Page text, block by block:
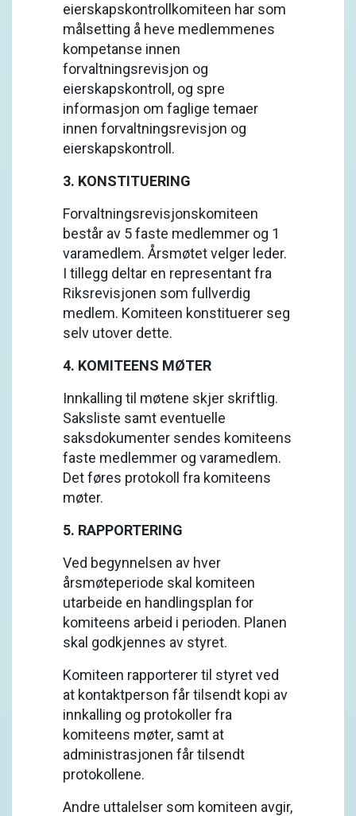
eierskapskontrollkomiteen har som
målsetting å heve medlemmenes
kompetanse innen
forvaltningsrevisjon og
eierskapskontroll, og spre
informasjon om faglige temaer
innen forvaltningsrevisjon og
eierskapskontroll.
3. KONSTITUERING
Forvaltningsrevisjonskomiteen
består av 5 faste medlemmer og 1
varamedlem. Årsmøtet velger leder.
I tillegg deltar en representant fra
Riksrevisjonen som fullverdig
medlem. Komiteen konstituerer seg
selv utover dette.
4. KOMITEENS MØTER
Innkalling til møtene skjer skriftlig.
Saksliste samt eventuelle
saksdokumenter sendes komiteens
faste medlemmer og varamedlem.
Det føres protokoll fra komiteens
møter.
5. RAPPORTERING
Ved begynnelsen av hver
årsmøteperiode skal komiteen
utarbeide en handlingsplan for
komiteens arbeid i perioden. Planen
skal godkjennes av styret.
Komiteen rapporterer til styret ved
at kontaktperson får tilsendt kopi av
innkalling og protokoller fra
komiteens møter, samt at
administrasjonen får tilsendt
protokollene.
Andre uttalelser som komiteen avgir,